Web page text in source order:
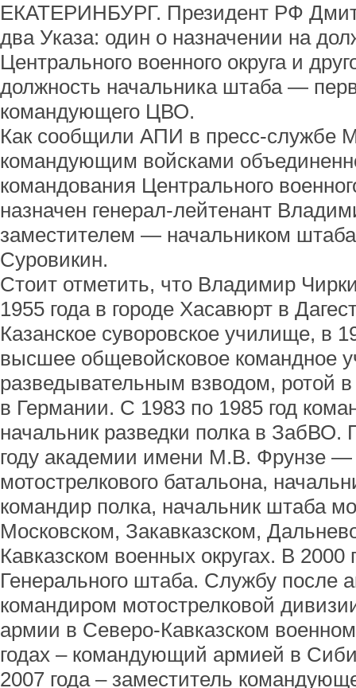
ЕКАТЕРИНБУРГ. Президент РФ
два Указа: один о назначении на
Центрального военного округа и
должность начальника штаба —
командующего ЦВО.
Как сообщили АПИ в пресс-службе
командующим войсками
командования Центрального
назначен генерал-лейтенант
заместителем — начальником штаба
Суровикин.
Стоит отметить, что Владимир
1955 года в городе Хасавюрт в
Казанское суворовское училище, в
высшее общевойсковое командное
разведывательным взводом, ротой
в Германии. С 1983 по 1985 год
начальник разведки полка в ЗабВО.
году академии имени М.В. Фрунзе —
мотострелкового батальона,
командир полка, начальник штаба
Московском, Закавказском,
Кавказском военных округах. В
Генерального штаба. Службу после
командиром мотострелковой
армии в Северо-Кавказском
годах – командующий армией в
2007 года – заместитель